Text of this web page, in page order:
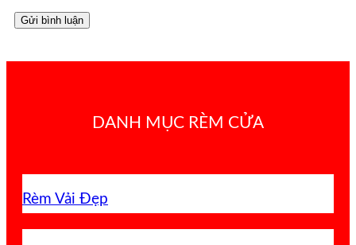
DANH MỤC RÈM CỬA
Rèm Vải Đẹp